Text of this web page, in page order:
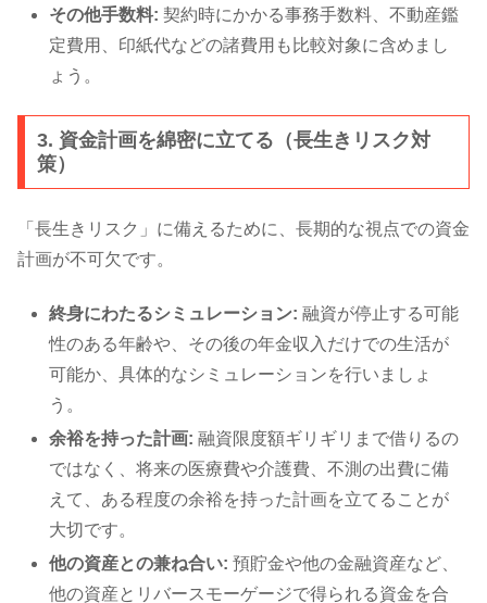
その他手数料: 契約時にかかる事務手数料、不動産鑑
定費用、印紙代などの諸費用も比較対象に含めまし
ょう。
3. 資金計画を綿密に立てる（長生きリスク対
策）
「長生きリスク」に備えるために、長期的な視点での資金
計画が不可欠です。
終身にわたるシミュレーション: 融資が停止する可能
性のある年齢や、その後の年金収入だけでの生活が
可能か、具体的なシミュレーションを行いましょ
う。
余裕を持った計画: 融資限度額ギリギリまで借りるの
ではなく、将来の医療費や介護費、不測の出費に備
えて、ある程度の余裕を持った計画を立てることが
大切です。
他の資産との兼ね合い: 預貯金や他の金融資産など、
他の資産とリバースモーゲージで得られる資金を合